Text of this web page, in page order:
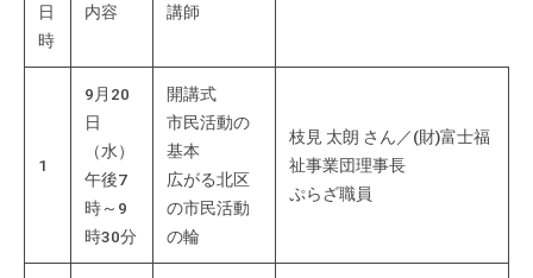
・
開
日
時
内容 講師
1
9月20
日
（水）
午後7
時～9
時30分
開講式
市民活動の
基本
広がる北区
の市民活動
の輪
枝見 太朗 さん／(財)富士福
祉事業団理事長
ぷらざ職員